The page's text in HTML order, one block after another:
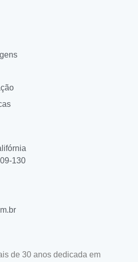
130
de 30 anos dedicada em